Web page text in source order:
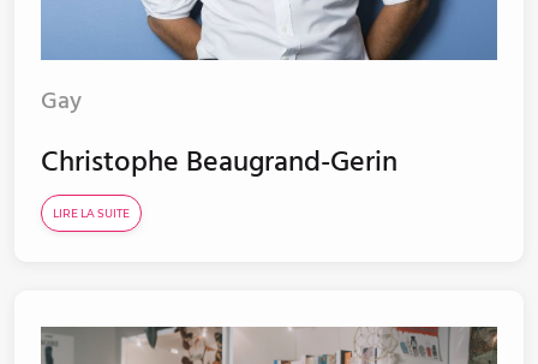
Gay
Christophe Beaugrand-Gerin
LIRE LA SUITE